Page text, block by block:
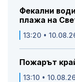
Фекални
плажа на
13:20 •
Пожарът
13:10 •